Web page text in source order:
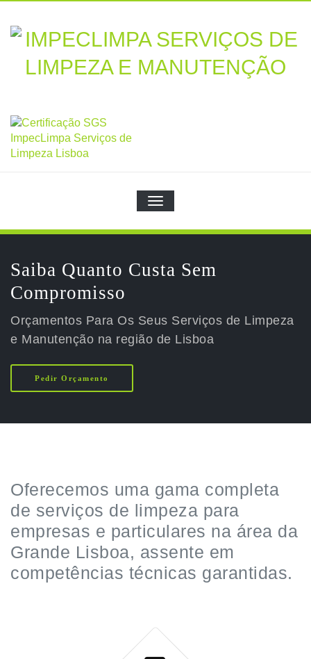
content
TOGGLE NAVIGATION
Saiba Quanto Custa Sem
Compromisso
Orçamentos Para Os Seus Serviços de Limpeza
e Manutenção na região de Lisboa
Pedir Orçamento
Oferecemos uma gama completa
de serviços de limpeza para
empresas e particulares na área da
Grande Lisboa, assente em
competências técnicas garantidas.